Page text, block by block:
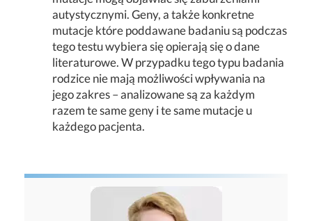
autystycznymi. Geny, a także konkretne
mutacje które poddawane badaniu są podczas
tego testu wybiera się opierają się o dane
literaturowe. W przypadku tego typu badania
rodzice nie mają możliwości wpływania na
jego zakres – analizowane są za każdym
razem te same geny i te same mutacje u
każdego pacjenta.